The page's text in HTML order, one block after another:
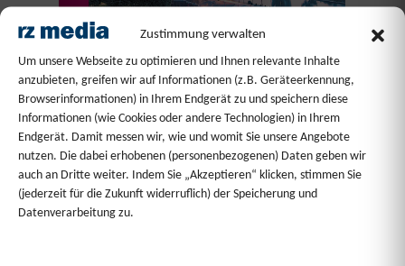
Zustimmung verwalten
Um unsere Webseite zu optimieren und Ihnen relevante Inhalte
anzubieten, greifen wir auf Informationen (z.B. Geräteerkennung,
Browserinformationen) in Ihrem Endgerät zu und speichern diese
Informationen (wie Cookies oder andere Technologien) in Ihrem
Endgerät. Damit messen wir, wie und womit Sie unsere Angebote
nutzen. Die dabei erhobenen (personenbezogenen) Daten geben wir
auch an Dritte weiter. Indem Sie „Akzeptieren“ klicken, stimmen Sie
(jederzeit für die Zukunft widerruflich) der Speicherung und
Datenverarbeitung zu.
1/48